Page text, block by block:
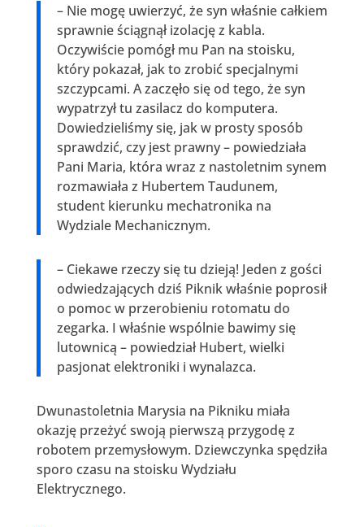
– Nie mogę uwierzyć, że syn właśnie całkiem
sprawnie ściągnął izolację z kabla.
Oczywiście pomógł mu Pan na stoisku,
który pokazał, jak to zrobić specjalnymi
szczypcami. A zaczęło się od tego, że syn
wypatrzył tu zasilacz do komputera.
Dowiedzieliśmy się, jak w prosty sposób
sprawdzić, czy jest prawny – powiedziała
Pani Maria, która wraz z nastoletnim synem
rozmawiała z Hubertem Taudunem,
student kierunku mechatronika na
Wydziale Mechanicznym.
– Ciekawe rzeczy się tu dzieją! Jeden z gości
odwiedzających dziś Piknik właśnie poprosił
o pomoc w przerobieniu rotomatu do
zegarka. I właśnie wspólnie bawimy się
lutownicą – powiedział Hubert, wielki
pasjonat elektroniki i wynalazca.
Dwunastoletnia Marysia na Pikniku miała
okazję przeżyć swoją pierwszą przygodę z
robotem przemysłowym. Dziewczynka spędziła
sporo czasu na stoisku Wydziału
Elektrycznego.